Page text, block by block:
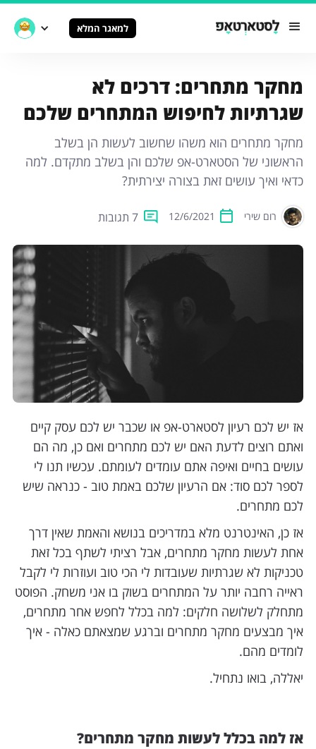
למאגר המלא
מחקר מתחרים: דרכים לא
שגרתיות לחיפוש המתחרים שלכם
מחקר מתחרים הוא משהו שחשוב לעשות הן בשלב
הראשוני של הסטארט-אפ שלכם והן בשלב מתקדם. למה
כדאי ואיך עושים זאת בצורה יצירתית?
רום שירי 12/6/2021 7 תגובות
אז יש לכם רעיון לסטארט-אפ או שכבר יש לכם עסק קיים
ואתם רוצים לדעת האם יש לכם מתחרים ואם כן, מה הם
עושים בחיים ואיפה אתם עומדים לעומתם. עכשיו תנו לי
לספר לכם סוד: אם הרעיון שלכם באמת טוב - כנראה שיש
לכם מתחרים.
אז כן, האינטרנט מלא במדריכים בנושא והאמת שאין דרך
אחת לעשות מחקר מתחרים, אבל רציתי לשתף בכל זאת
טכניקות לא שגרתיות שעובדות לי הכי טוב ועוזרות לי לקבל
ראייה רחבה יותר על המתחרים בשוק בו אני משחק. הפוסט
מתחלק לשלושה חלקים: למה בכלל לחפש אחר מתחרים,
איך מבצעים מחקר מתחרים וברגע שמצאתם כאלה - איך
לומדים מהם.
יאללה, בואו נתחיל.
אז למה בכלל לעשות מחקר מתחרים?